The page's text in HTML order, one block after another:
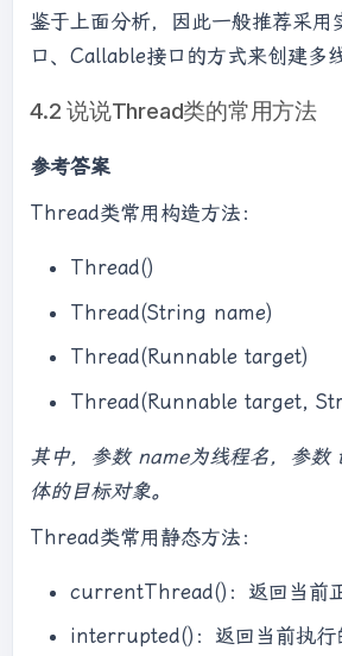
鉴于上面分析，因此一般推荐采
口、Callable接口的方式来创建多
4.2 说说Thread类的常用方法
参考答案
Thread类常用构造方法：
Thread()
Thread(String name)
Thread(Runnable target)
Thread(Runnable target,
其中，参数 name为线程名，参数
体的目标对象。
Thread类常用静态方法：
currentThread()：返回当前
interrupted()：返回当前执行